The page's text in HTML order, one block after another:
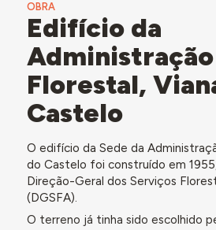
OBRA
Edifício da
Administração
Florestal,
Castelo
O edifício da Sede da
do Castelo foi construído em
Direção-Geral dos Serviços
(DGSFA).
O terreno já tinha sido escolhido